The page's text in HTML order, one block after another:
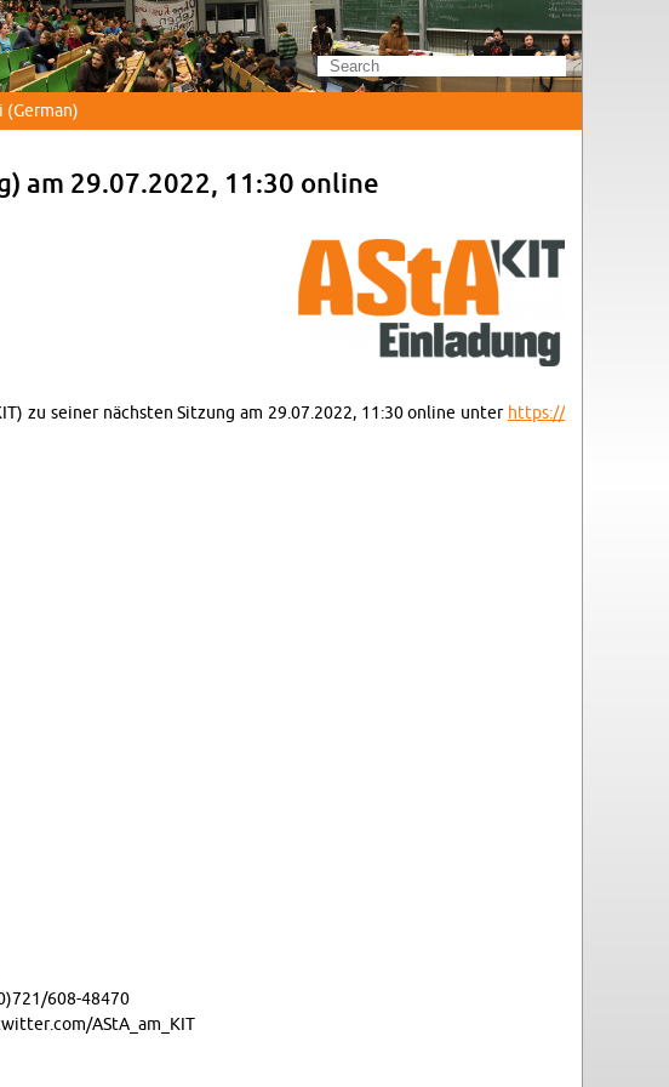
(Ger­man)
am 29.07.2022, 11:30 on­line
zu seiner nächsten Sitzung am 29.07.2022, 11:30 on­line unter https://​
608-48470
​AStA_​am_​KIT